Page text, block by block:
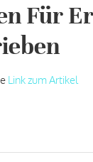
Für
Link zum Artikel